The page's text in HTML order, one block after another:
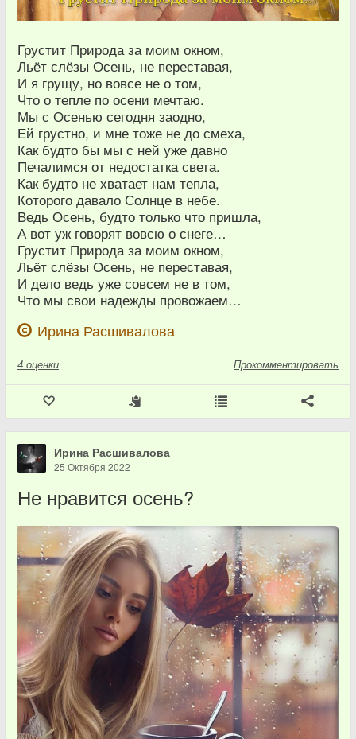
Грустит Природа за моим окном,
Льёт слёзы Осень, не переставая,
И я грущу, но вовсе не о том,
Что о тепле по осени мечтаю.
Мы с Осенью сегодня заодно,
Ей грустно, и мне тоже не до смеха,
Как будто бы мы с ней уже давно
Печалимся от недостатка света.
Как будто не хватает нам тепла,
Которого давало Солнце в небе.
Ведь Осень, будто только что пришла,
А вот уж говорят вовсю о снеге…
Грустит Природа за моим окном,
Льёт слёзы Осень, не переставая,
И дело ведь уже совсем не в том,
Что мы свои надежды провожаем…
Ирина Расшивалова
4 оценки Прокомментировать
Ирина Расшивалова
25 Октября 2022
Не нравится осень?